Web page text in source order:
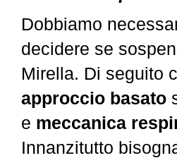
Dobbiamo
decidere se
Mirella. Di seguito
approccio basato
e meccanica
Innanzitutto